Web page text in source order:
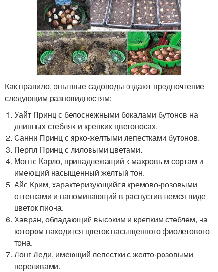
Как правило, опытные садоводы отдают предпочтение
следующим разновидностям:
Уайт Принц с белоснежными бокалами бутонов на
длинных стеблях и крепких цветоносах.
Санни Принц с ярко-желтыми лепестками бутонов.
Перпл Принц с лиловыми цветами.
Монте Карло, принадлежащий к махровым сортам и
имеющий насыщенный желтый тон.
Айс Крим, характеризующийся кремово-розовыми
оттенками и напоминающий в распустившемся виде
цветок пиона.
Хавран, обладающий высоким и крепким стеблем, на
котором находится цветок насыщенного фиолетового
тона.
Лонг Леди, имеющий лепестки с желто-розовыми
переливами.